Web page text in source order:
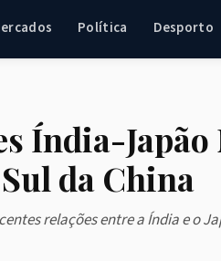
Política Desporto
Índia-Japão
da China
relações entre a Índia e o